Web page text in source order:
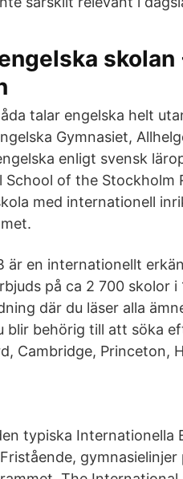
skolan
talar engelska helt
Gymnasiet,
enligt svensk
of the Stockholm
med internationell
är en internationellt
på ca 2 700 skolor i
där du läser alla
blir behörig till att söka
Cambridge, Princeton,
typiska Internationella